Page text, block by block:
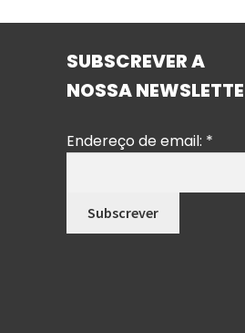
SUBSCREVER A
NOSSA
Endereço de email: *